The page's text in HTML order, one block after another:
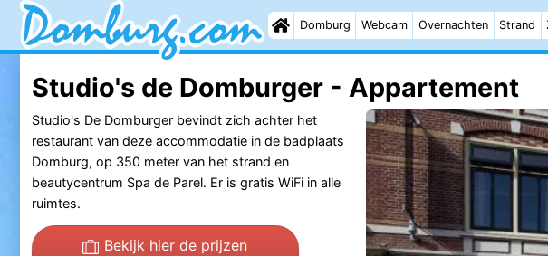
Domburg Webcam Overnachten Strand
Studio's de Domburger - Appartement
Studio's De Domburger bevindt zich achter het
restaurant van deze accommodatie in de badplaats
Domburg, op 350 meter van het strand en
beautycentrum Spa de Parel. Er is gratis WiFi in alle
ruimtes.
Bekijk hier de prijzen